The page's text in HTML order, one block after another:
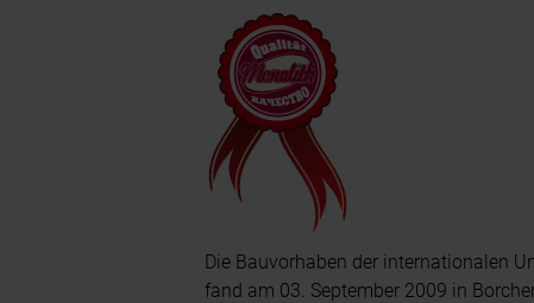
Die Bauvorhaben der internationalen
fand am 03. September 2009 in